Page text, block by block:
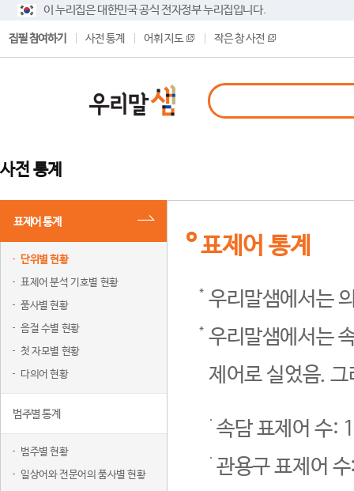
이 누리집은 대한민국 공식 전자정부 누리집입니다.
집필 참여하기 사전 통계 어휘 지도 작은 창 사전
사전 통계
표제어 통계
단위별 현황
표제어 분석 기호별 현황
품사별 현황
음절 수별 현황
첫 자모별 현황
다의어 현황
범주별 통계
범주별 현황
일상어와 전문어의 품사별 현황
표제어 통계
우리말샘에서는
우리말샘에서는
제어로 실었음.
속담 표제어 수:
관용구 표제어